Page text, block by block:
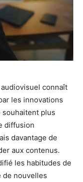
connaît
les innovations
souhaitent plus
diffusion
davantage de
aux contenus.
les habitudes de
de nouvelles